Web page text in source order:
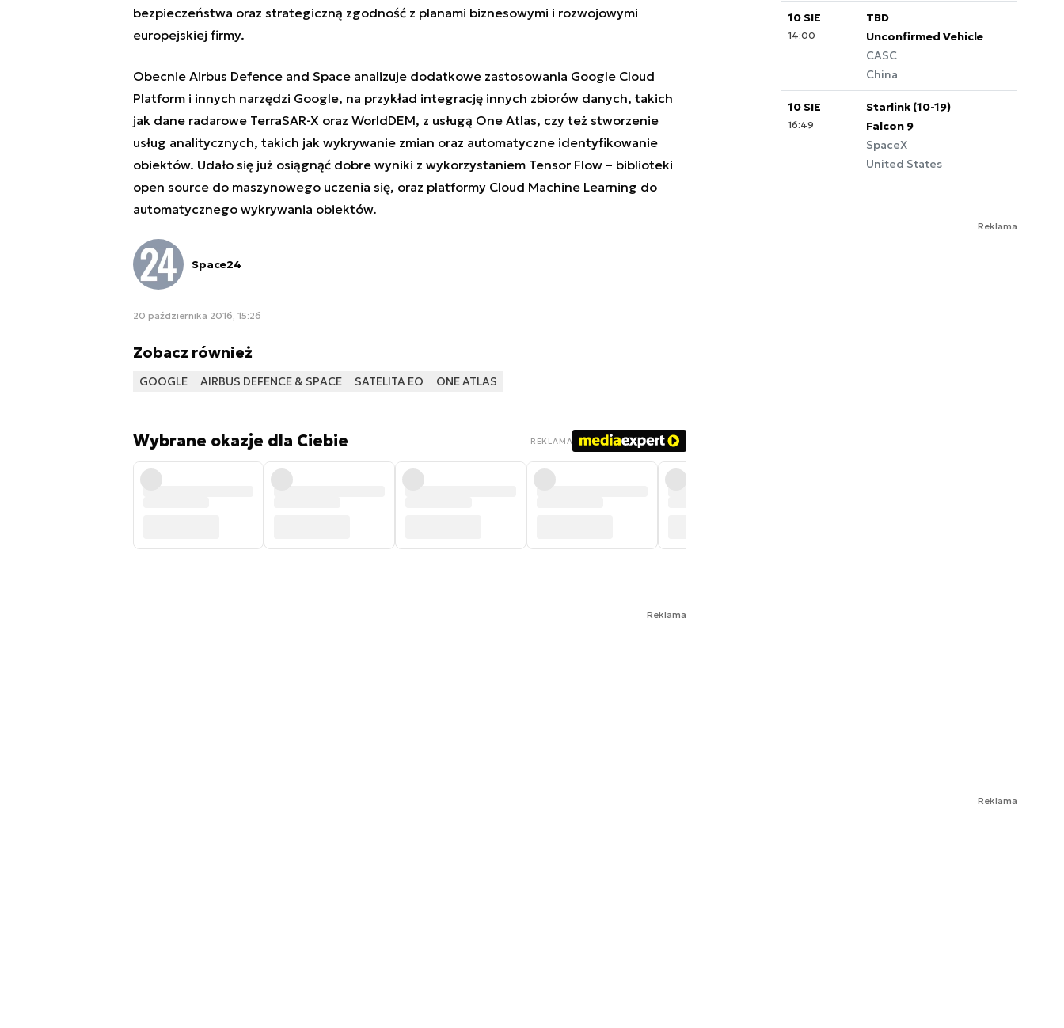
bezpieczeństwa oraz strategiczną zgodność z planami biznesowymi i rozwojowymi
europejskiej firmy.
Obecnie Airbus Defence and Space analizuje dodatkowe zastosowania Google Cloud
Platform i innych narzędzi Google, na przykład integrację innych zbiorów danych, takich
jak dane radarowe TerraSAR-X oraz WorldDEM, z usługą One Atlas, czy też stworzenie
usług analitycznych, takich jak wykrywanie zmian oraz automatyczne identyfikowanie
obiektów. Udało się już osiągnąć dobre wyniki z wykorzystaniem Tensor Flow – biblioteki
open source do maszynowego uczenia się, oraz platformy Cloud Machine Learning do
automatycznego wykrywania obiektów.
Space24
20 października 2016, 15:26
Zobacz również
GOOGLE AIRBUS DEFENCE & SPACE SATELITA EO ONE ATLAS
Wybrane okazje dla Ciebie REKLAMA
Reklama
10 SIE
14:00
TBD
Unconfirmed Vehicle
CASC
China
10 SIE
16:49
Starlink (10-19)
Falcon 9
SpaceX
United States
Reklama
Reklama